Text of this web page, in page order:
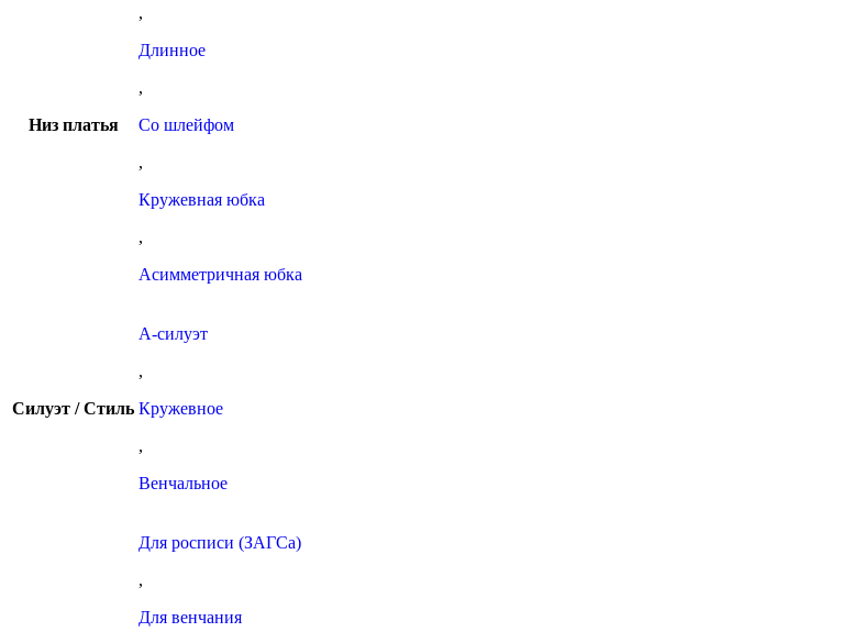
Низ платья
,
Длинное
,
Со шлейфом
,
Кружевная юбка
,
Асимметричная юбка
Силуэт / Стиль
А-силуэт
,
Кружевное
,
Венчальное
Для росписи (ЗАГСа)
,
Для венчания